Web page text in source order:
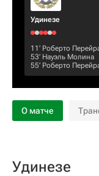
Удинезе
11‎’‎ Роберто
53‎’‎ Науэль Молина
55‎’‎ Роберто
О матче
Удинезе